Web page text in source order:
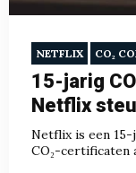
NETFLIX CO₂
15-jarig
Netflix
Netflix is een
CO₂-certificaten